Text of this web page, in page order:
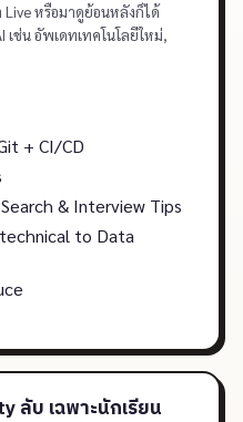
Live หรือมาดูย้อนหลังก็ได้
ช่น อัพเดทเทคโนโลยีใหม่,
+ CI/CD
& Interview Tips
technical to Data
ลับ เฉพาะนักเรียน